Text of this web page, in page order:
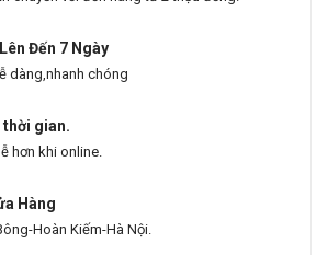
Đến 7 Ngày
dàng,nhanh chóng
gian.
hơn khi online.
Hàng
Hoàn Kiếm-Hà Nội.